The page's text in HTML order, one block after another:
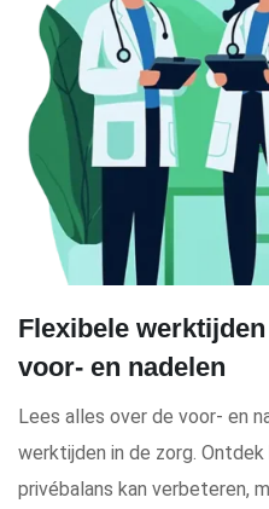
Flexibele
voor- en nadelen
Lees alles over de voor- en
werktijden in de zorg.
privébalans kan verbeteren,